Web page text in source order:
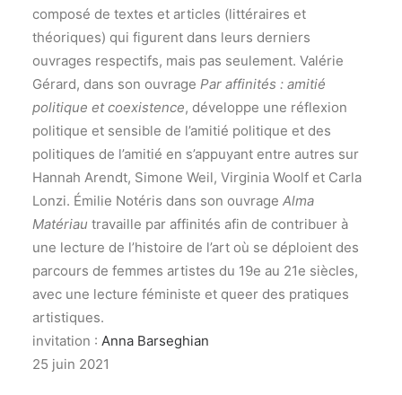
composé de textes et articles (littéraires et
théoriques) qui figurent dans leurs derniers
ouvrages respectifs, mais pas seulement. Valérie
Gérard, dans son ouvrage Par affinités : amitié
politique et coexistence, développe une réflexion
politique et sensible de l’amitié politique et des
politiques de l’amitié en s’appuyant entre autres sur
Hannah Arendt, Simone Weil, Virginia Woolf et Carla
Lonzi. Émilie Notéris dans son ouvrage Alma
Matériau travaille par affinités afin de contribuer à
une lecture de l’histoire de l’art où se déploient des
parcours de femmes artistes du 19e au 21e siècles,
avec une lecture féministe et queer des pratiques
artistiques.
invitation : Anna Barseghian
25 juin 2021